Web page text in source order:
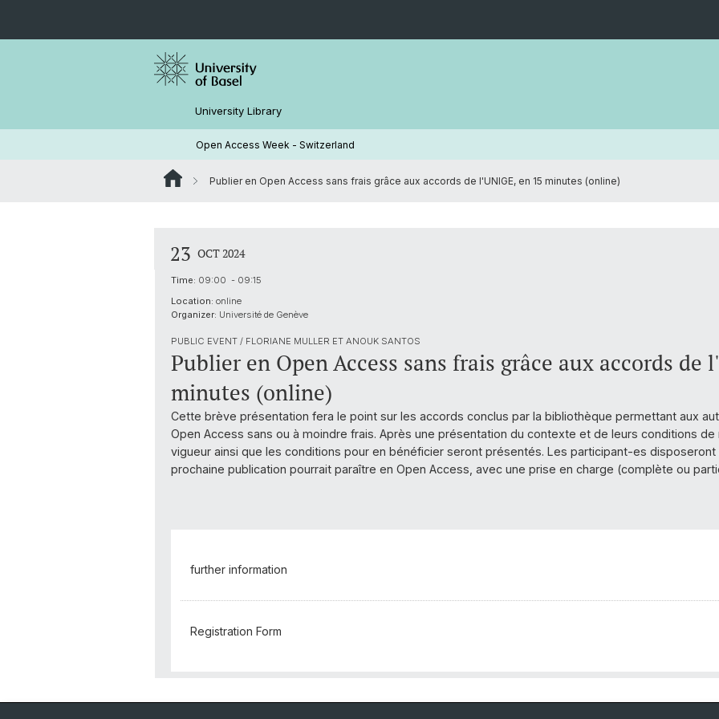
University Library
Open Access Week - Switzerland
Publier en Open Access sans frais grâce aux accords de l'UNIGE, en 15 minutes (online)
23 OCT 2024
Time: 09:00 - 09:15
Location: online
Organizer: Université de Genève
PUBLIC EVENT / FLORIANE MULLER ET ANOUK SANTOS
Publier en Open Access sans frais grâce aux accords de
minutes (online)
Cette brève présentation fera le point sur les accords conclus par la bibliothèque permettant aux
Open Access sans ou à moindre frais. Après une présentation du contexte et de leurs conditions
vigueur ainsi que les conditions pour en bénéficier seront présentés. Les participant-es
prochaine publication pourrait paraître en Open Access, avec une prise en charge (complète ou
further information
Registration Form